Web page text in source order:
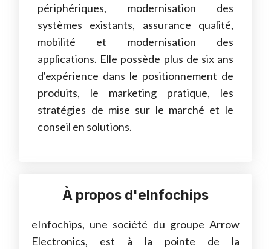
périphériques, modernisation des
systèmes existants, assurance qualité,
mobilité et modernisation des
applications. Elle possède plus de six ans
d'expérience dans le positionnement de
produits, le marketing pratique, les
stratégies de mise sur le marché et le
conseil en solutions.
À propos d'eInfochips
eInfochips, une société du groupe Arrow
Electronics, est à la pointe de la